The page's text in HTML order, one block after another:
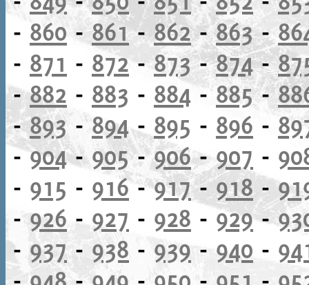
- 860 -861- 862-863-
- 871 - 872-873-874-
-882 - 883 - 884- 885-
-893-894- 895 - 896 -
-904-905-906-907 -
- 915 - 916-917-918 -
-926 - 927 - 928 - 929-
- 937-938 - 939- 940 -